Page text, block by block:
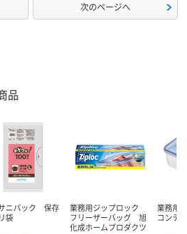
次のページへ
品
ニパック 保存
袋
業務用ジップロック
フリーザーバッグ 旭
化成ホームプロダクツ
業務用
コンテ